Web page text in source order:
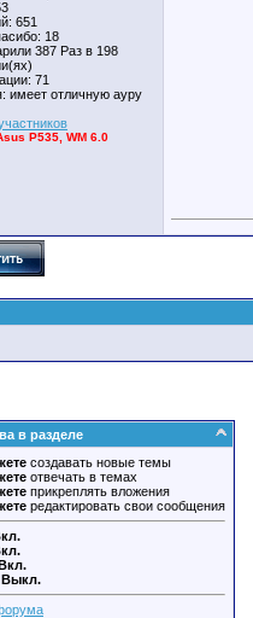
651
18
387 Раз в 198
71
имеет отличную ауру
P535, WM 6.0
в разделе
создавать новые темы
отвечать в темах
прикреплять вложения
редактировать свои сообщения
Выкл.